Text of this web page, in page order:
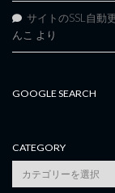
サイトのSSL自動
んこ より
GOOGLE SEARCH
CATEGORY
category